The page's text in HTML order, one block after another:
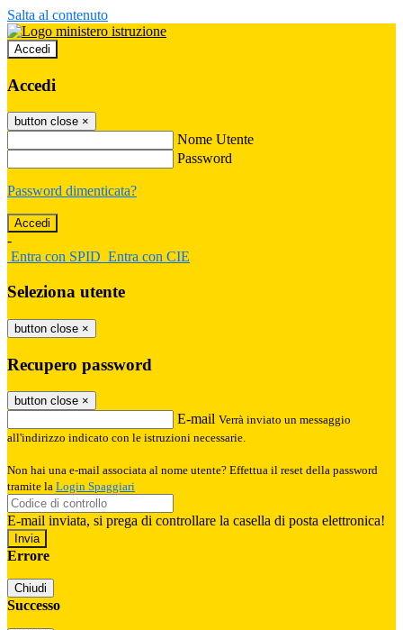
Salta al contenuto
Accedi
Accedi
button close ×
Nome Utente
Password
Password dimenticata?
-
Entra con SPID Entra con CIE
Seleziona utente
button close ×
Recupero password
button close ×
E-mail Verrà inviato un messaggio
all'indirizzo indicato con le istruzioni necessarie.
Non hai una e-mail associata al nome utente? Effettua il reset della password
tramite la Login Spaggiari
E-mail inviata, si prega di controllare la casella di posta elettronica!
Errore
Chiudi
Successo